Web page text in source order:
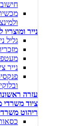
חישוב
נייר
גליל
נייר
עזרה
ציוד משרדי
ריהוט